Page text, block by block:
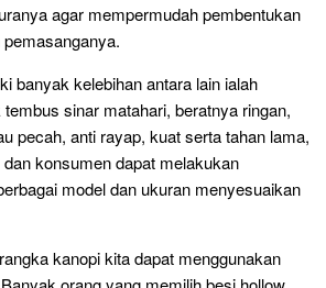
agar mempermudah pembentukan
banyak kelebihan antara lain ialah
sinar matahari, beratnya ringan,
pecah, anti rayap, kuat serta tahan lama,
konsumen dapat melakukan
model dan ukuran menyesuaikan
kanopi kita dapat menggunakan